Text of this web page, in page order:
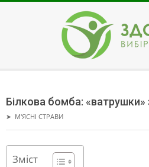
ЗДОРОВ'Я
Menu
Білкова бомба: «ватрушки»
➤ М'ЯСНІ СТРАВИ
Зміст